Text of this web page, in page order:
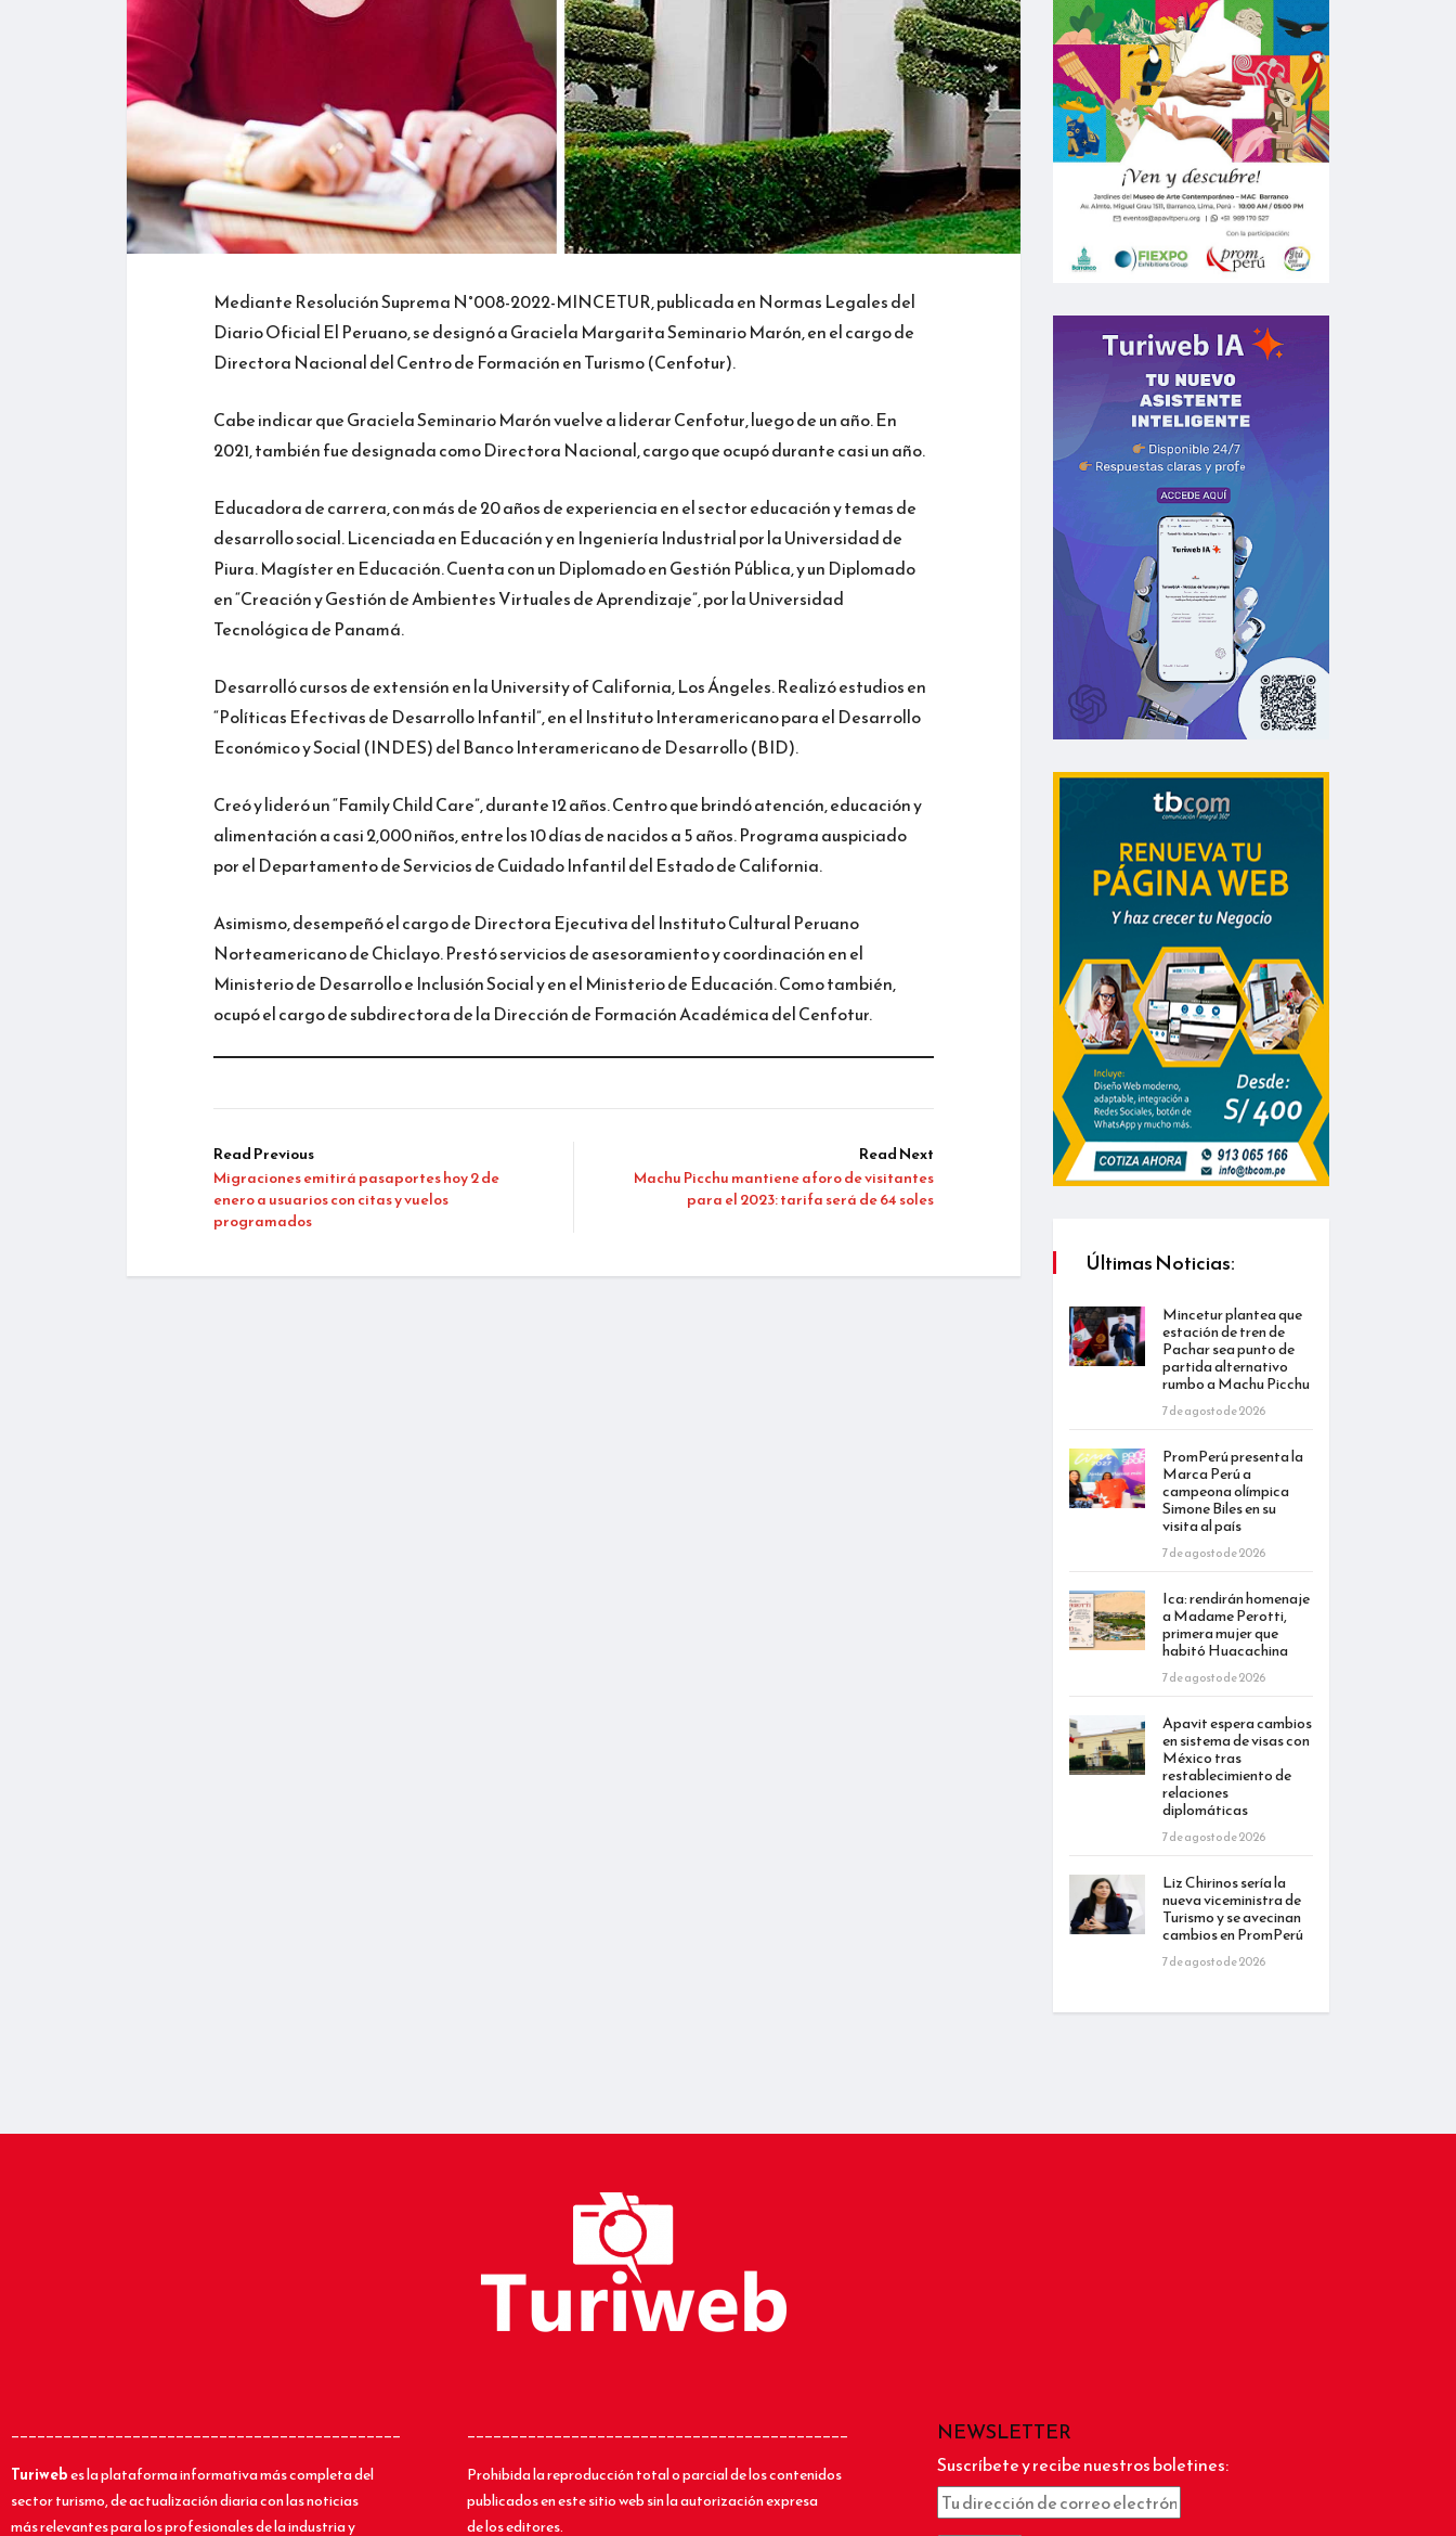
Mediante Resolución Suprema N°008-2022-MINCETUR, publicada en Normas Legales del
Diario Oficial El Peruano, se designó a Graciela Margarita Seminario Marón, en el cargo de
Directora Nacional del Centro de Formación en Turismo (Cenfotur).
Cabe indicar que Graciela Seminario Marón vuelve a liderar Cenfotur, luego de un año. En
2021, también fue designada como Directora Nacional, cargo que ocupó durante casi un año.
Educadora de carrera, con más de 20 años de experiencia en el sector educación y temas de
desarrollo social. Licenciada en Educación y en Ingeniería Industrial por la Universidad de
Piura. Magíster en Educación. Cuenta con un Diplomado en Gestión Pública, y un Diplomado
en “Creación y Gestión de Ambientes Virtuales de Aprendizaje”, por la Universidad
Tecnológica de Panamá.
Desarrolló cursos de extensión en la University of California, Los Ángeles. Realizó estudios en
“Políticas Efectivas de Desarrollo Infantil”, en el Instituto Interamericano para el Desarrollo
Económico y Social (INDES) del Banco Interamericano de Desarrollo (BID).
Creó y lideró un “Family Child Care”, durante 12 años. Centro que brindó atención, educación y
alimentación a casi 2,000 niños, entre los 10 días de nacidos a 5 años. Programa auspiciado
por el Departamento de Servicios de Cuidado Infantil del Estado de California.
Asimismo, desempeñó el cargo de Directora Ejecutiva del Instituto Cultural Peruano
Norteamericano de Chiclayo. Prestó servicios de asesoramiento y coordinación en el
Ministerio de Desarrollo e Inclusión Social y en el Ministerio de Educación. Como también,
ocupó el cargo de subdirectora de la Dirección de Formación Académica del Cenfotur.
Read Previous
Migraciones emitirá pasaportes hoy 2 de
enero a usuarios con citas y vuelos
programados
Read Next
Machu Picchu mantiene aforo de visitantes
para el 2023: tarifa será de 64 soles
Últimas Noticias:
Mincetur plantea que
estación de tren de
Pachar sea punto de
partida alternativo
rumbo a Machu Picchu
7 de agosto de 2026
PromPerú presenta la
Marca Perú a
campeona olímpica
Simone Biles en su
visita al país
7 de agosto de 2026
Ica: rendirán homenaje
a Madame Perotti,
primera mujer que
habitó Huacachina
7 de agosto de 2026
Apavit espera cambios
en sistema de visas con
México tras
restablecimiento de
relaciones
diplomáticas
7 de agosto de 2026
Liz Chirinos sería la
nueva viceministra de
Turismo y se avecinan
cambios en PromPerú
7 de agosto de 2026
_____________________________________________
Turiwebes la plataforma informativa más completa del
sector turismo, de actualización diaria con las noticias
más relevantes para los profesionales de la industria y
____________________________________________
Prohibida la reproducción total o parcial de los contenidos
publicados en este sitio web sin la autorización expresa
de los editores.
NEWSLETTER
Suscríbete y recibe nuestros boletines: